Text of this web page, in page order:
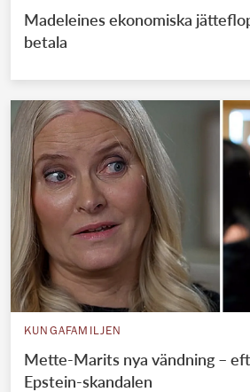
Madeleines ekonomiska
betala
KUNGAFAMILJEN
Mette-Marits nya vändning –
Epstein-skandalen